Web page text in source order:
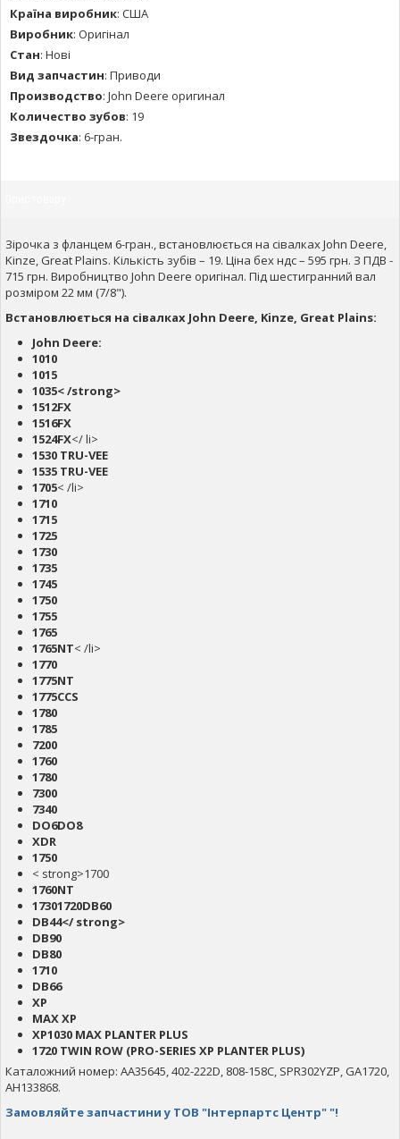
Країна виробник: США
Виробник: Оригінал
Стан: Нові
Вид запчастин: Приводи
Производство: John Deere оригинал
Количество зубов: 19
Звездочка: 6-гран.
Зірочка з фланцем 6-гран., встановлюється на сівалках John Deere,
Kinze, Great Plains. Кількість зубів – 19. Ціна бех ндс – 595 грн. З ПДВ -
715 грн. Виробництво John Deere оригінал. Під шестигранний вал
розміром 22 мм (7/8").
Встановлюється на сівалках John Deere, Kinze, Great Plains:
John Deere:
1010
1015
1035< /strong>
1512FX
1516FX
1524FX</ li>
1530 TRU-VEE
1535 TRU-VEE
1705< /li>
1710
1715
1725
1730
1735
1745
1750
1755
1765
1765NT< /li>
1770
1775NT
1775CCS
1780
1785
7200
1760
1780
7300
7340
DO6DO8
XDR
1750
< strong>1700
1760NT
17301720DB60
DB44</ strong>
DB90
DB80
1710
DB66
XP
MAX XP
XP1030 MAX PLANTER PLUS
1720 TWIN ROW (PRO-SERIES XP PLANTER PLUS)
Каталожний номер: AA35645, 402-222D, 808-158C, SPR302YZP, GA1720,
AH133868.
Замовляйте запчастини у ТОВ "Інтерпартс Центр" "!